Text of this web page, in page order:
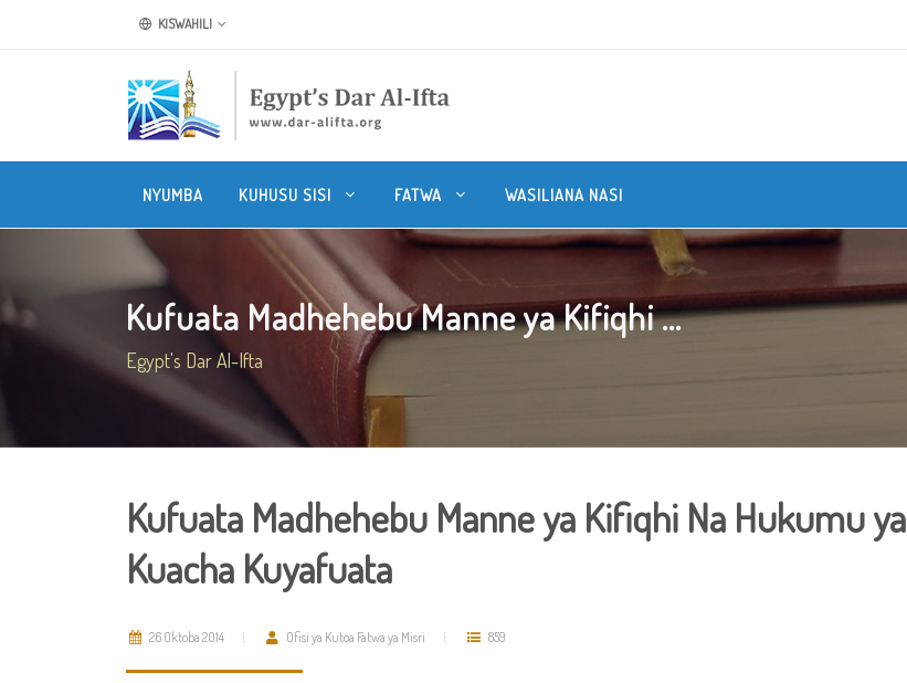
KISWAHILI
NYUMBA KUHUSU SISI FATWA WASILIANA NASI
Kufuata Madhehebu Manne ya Kifiqhi ...
Egypt's Dar Al-Ifta
Kufuata Madhehebu Manne ya Kifiqhi Na Hukumu ya
Kuacha Kuyafuata
26 Oktoba 2014 Ofisi ya Kutoa Fatwa ya Misri 859